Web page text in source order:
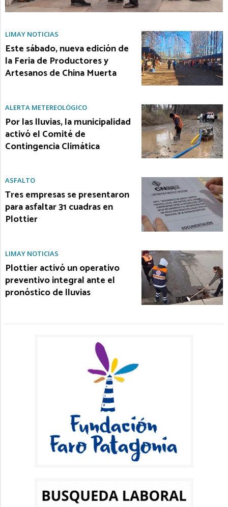
LIMAY NOTICIAS
Este sábado, nueva edición de
la Feria de Productores y
Artesanos de China Muerta
ALERTA METEREOLÓGICO
Por las lluvias, la municipalidad
activó el Comité de
Contingencia Climática
ASFALTO
Tres empresas se presentaron
para asfaltar 31 cuadras en
Plottier
LIMAY NOTICIAS
Plottier activó un operativo
preventivo integral ante el
pronóstico de lluvias